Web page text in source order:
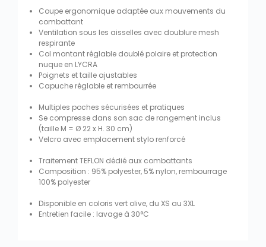
Coupe ergonomique adaptée aux mouvements du
combattant
Ventilation sous les aisselles avec doublure mesh
respirante
Col montant réglable doublé polaire et protection
nuque en LYCRA
Poignets et taille ajustables
Capuche réglable et rembourrée
Multiples poches sécurisées et pratiques
Se compresse dans son sac de rangement inclus
(taille M = Ø 22 x H. 30 cm)
Velcro avec emplacement stylo renforcé
Traitement TEFLON dédié aux combattants
Composition : 95% polyester, 5% nylon, rembourrage
100% polyester
Disponible en coloris vert olive, du XS au 3XL
Entretien facile : lavage à 30°C